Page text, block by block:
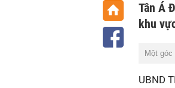
Tân Á
khu
Một
UBND